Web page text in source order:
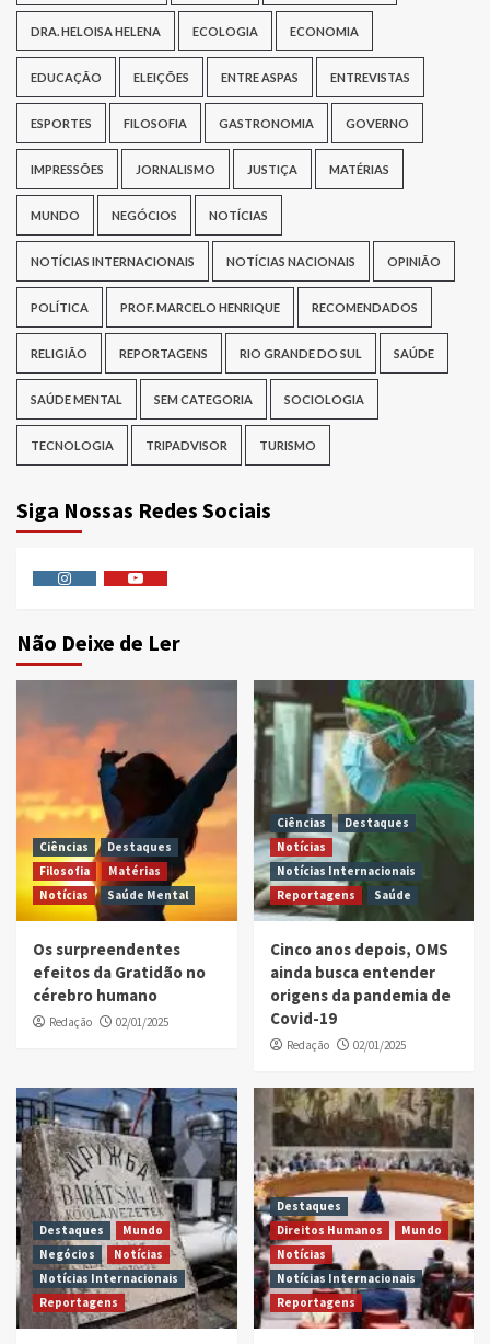
DRA. HELOISA HELENA ECOLOGIA ECONOMIA
EDUCAÇÃO ELEIÇÕES ENTRE ASPAS ENTREVISTAS
ESPORTES FILOSOFIA GASTRONOMIA GOVERNO
IMPRESSÕES JORNALISMO JUSTIÇA MATÉRIAS
MUNDO NEGÓCIOS NOTÍCIAS
NOTÍCIAS INTERNACIONAIS NOTÍCIAS NACIONAIS OPINIÃO
POLÍTICA PROF. MARCELO HENRIQUE RECOMENDADOS
RELIGIÃO REPORTAGENS RIO GRANDE DO SUL SAÚDE
SAÚDE MENTAL SEM CATEGORIA SOCIOLOGIA
TECNOLOGIA TRIPADVISOR TURISMO
Siga Nossas Redes Sociais
Não Deixe de Ler
Ciências
Destaques
Filosofia
Matérias
Notícias
Saúde Mental
Os surpreendentes
efeitos da Gratidão no
cérebro humano
Redação 02/01/2025
Ciências
Destaques
Notícias
Notícias Internacionais
Reportagens
Saúde
Cinco anos depois, OMS
ainda busca entender
origens da pandemia de
Covid-19
Redação 02/01/2025
Destaques
Mundo
Negócios
Notícias
Notícias Internacionais
Reportagens
Destaques
Direitos Humanos
Mundo
Notícias
Notícias Internacionais
Reportagens